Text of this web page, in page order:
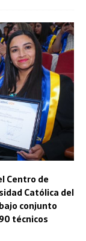
Centro de
Católica del
conjunto
técnicos